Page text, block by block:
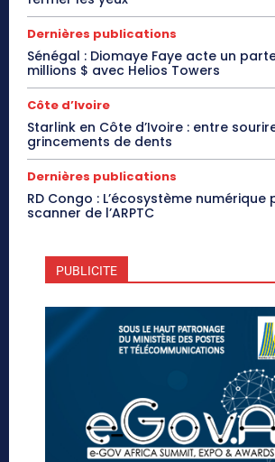
Dernières publications
Sénégal : Diomaye Faye acte un
millions $ avec Helios Towers
Côte d’Ivoire
Starlink en Côte d’Ivoire : entre
grincements de dents
Dernières publications
RD Congo : L’écosystème numérique
scanner de l’ARPTC
PUBLICITE